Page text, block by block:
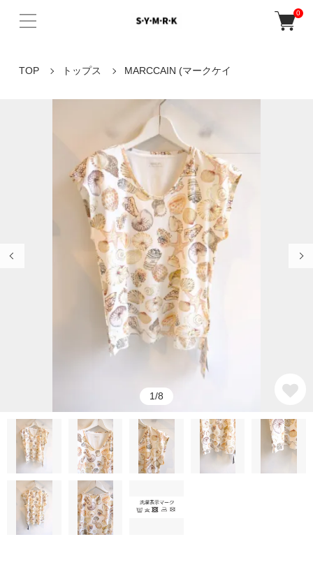
0
TOP トップス MARCCAIN (マークケイ
1/8